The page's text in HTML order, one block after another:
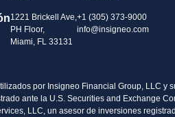
1221 Brickell Ave,
PH Floor,
Miami, FL 33131
+1 (305) 373-9000
info@insigneo.com
por Insigneo Financial Group, LLC
ante la U.S. Securities and Exchange
LLC, un asesor de inversiones